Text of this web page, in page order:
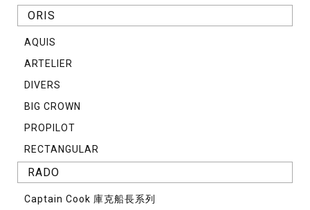
ORIS
AQUIS
ARTELIER
DIVERS
BIG CROWN
PROPILOT
RECTANGULAR
RADO
Captain Cook 庫克船長系列